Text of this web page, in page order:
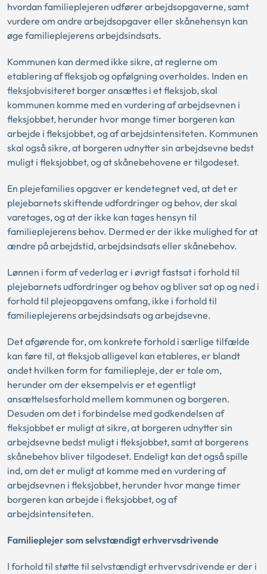
hvordan familieplejeren udfører arbejdsopgaverne, samt
vurdere om andre arbejdsopgaver eller skånehensyn kan
øge familieplejerens arbejdsindsats.
Kommunen kan dermed ikke sikre, at reglerne om
etablering af fleksjob og opfølgning overholdes. Inden en
fleksjobvisiteret borger ansættes i et fleksjob, skal
kommunen komme med en vurdering af arbejdsevnen i
fleksjobbet, herunder hvor mange timer borgeren kan
arbejde i fleksjobbet, og af arbejdsintensiteten. Kommunen
skal også sikre, at borgeren udnytter sin arbejdsevne bedst
muligt i fleksjobbet, og at skånebehovene er tilgodeset.
En plejefamilies opgaver er kendetegnet ved, at det er
plejebarnets skiftende udfordringer og behov, der skal
varetages, og at der ikke kan tages hensyn til
familieplejerens behov. Dermed er der ikke mulighed for at
ændre på arbejdstid, arbejdsindsats eller skånebehov.
Lønnen i form af vederlag er i øvrigt fastsat i forhold til
plejebarnets udfordringer og behov og bliver sat op og ned i
forhold til plejeopgavens omfang, ikke i forhold til
familieplejerens arbejdsindsats og arbejdsevne.
Det afgørende for, om konkrete forhold i særlige tilfælde
kan føre til, at fleksjob alligevel kan etableres, er blandt
andet hvilken form for familiepleje, der er tale om,
herunder om der eksempelvis er et egentligt
ansættelsesforhold mellem kommunen og borgeren.
Desuden om det i forbindelse med godkendelsen af
fleksjobbet er muligt at sikre, at borgeren udnytter sin
arbejdsevne bedst muligt i fleksjobbet, samt at borgerens
skånebehov bliver tilgodeset. Endeligt kan det også spille
ind, om det er muligt at komme med en vurdering af
arbejdsevnen i fleksjobbet, herunder hvor mange timer
borgeren kan arbejde i fleksjobbet, og af
arbejdsintensiteten.
Familieplejer som selvstændigt erhvervsdrivende
I forhold til støtte til selvstændigt erhvervsdrivende er der i